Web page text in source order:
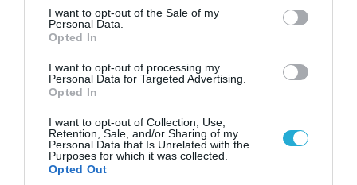
consent section.
I want to opt-out of the Sale of my
Personal Data.
Opted In
I want to opt-out of processing my
Personal Data for Targeted Advertising.
Opted In
I want to opt-out of Collection, Use,
Retention, Sale, and/or Sharing of my
Personal Data that Is Unrelated with the
Purposes for which it was collected.
Opted Out
Αυτή την ώρα το τελευταίο «αντίο» στον πρώην
υπουργό Ι.Βαρβιτσιώτη (φωτο)